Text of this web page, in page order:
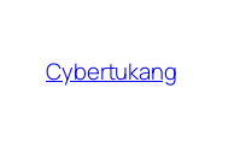
content
Cybertukang